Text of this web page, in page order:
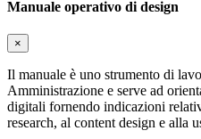
Manuale operativo di design
×
Il manuale è uno strumento di
Amministrazione e serve ad
digitali fornendo indicazioni
research, al content design e alla